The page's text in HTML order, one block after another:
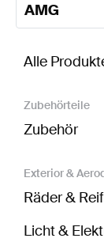
AMG
BRABUS
Alle
Zubehörteile
Zubehör
Exterior &
Räder &
Licht &